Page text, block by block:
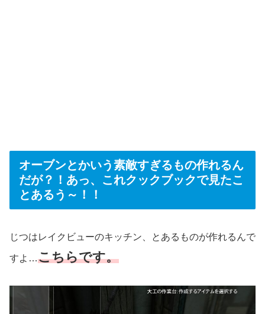
オーブンとかいう素敵すぎるもの作れるん
だが？！あっ、これクックブックで見たこ
とあるう～！！
じつはレイクビューのキッチン、とあるものが作れるんで
すよ…こちらです。